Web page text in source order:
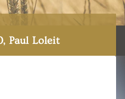
Paul Loleit